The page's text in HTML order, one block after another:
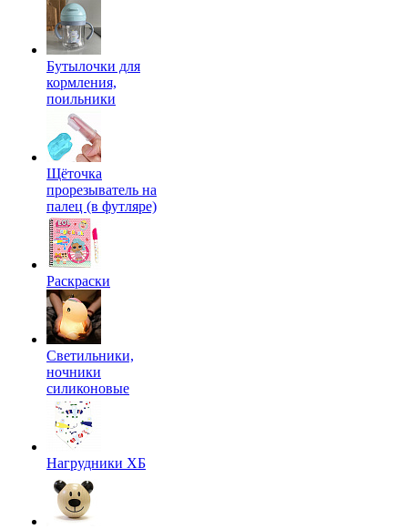
Бутылочки для
кормления,
поильники
Щёточка
прорезыватель на
палец (в футляре)
Раскраски
Светильники,
ночники
силиконовые
Нагрудники ХБ